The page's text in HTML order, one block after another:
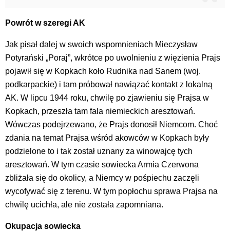
Powrót w szeregi AK
Jak pisał dalej w swoich wspomnieniach Mieczysław
Potyrański „Poraj”, wkrótce po uwolnieniu z więzienia Prajs
pojawił się w Kopkach koło Rudnika nad Sanem (woj.
podkarpackie) i tam próbował nawiązać kontakt z lokalną
AK. W lipcu 1944 roku, chwilę po zjawieniu się Prajsa w
Kopkach, przeszła tam fala niemieckich aresztowań.
Wówczas podejrzewano, że Prajs donosił Niemcom. Choć
zdania na temat Prajsa wśród akowców w Kopkach były
podzielone to i tak został uznany za winowajcę tych
aresztowań. W tym czasie sowiecka Armia Czerwona
zbliżała się do okolicy, a Niemcy w pośpiechu zaczęli
wycofywać się z terenu. W tym popłochu sprawa Prajsa na
chwilę ucichła, ale nie została zapomniana.
Okupacja sowiecka